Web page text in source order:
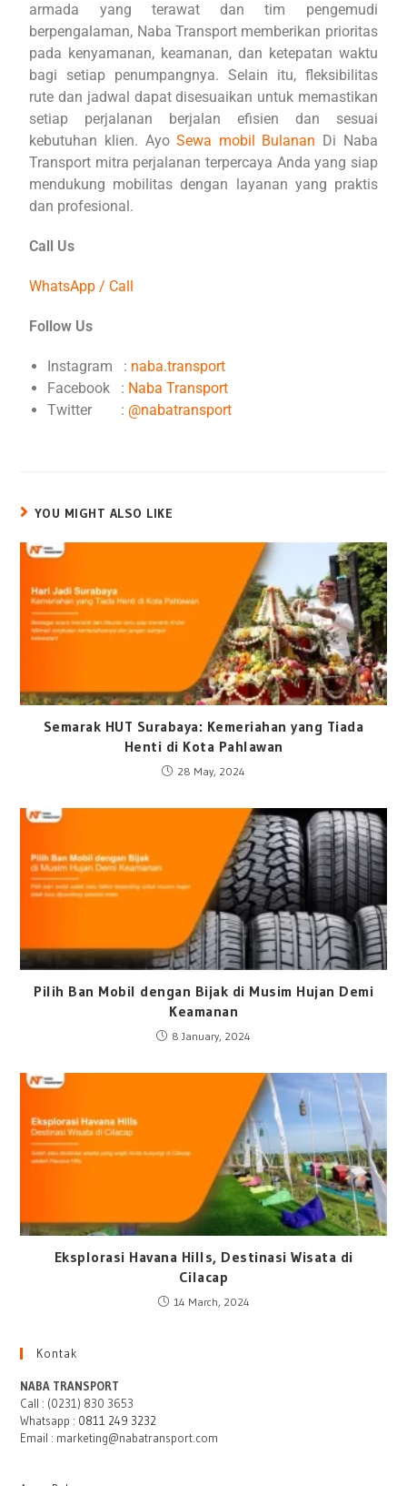
armada yang terawat dan tim pengemudi
berpengalaman, Naba Transport memberikan prioritas
pada kenyamanan, keamanan, dan ketepatan waktu
bagi setiap penumpangnya. Selain itu, fleksibilitas
rute dan jadwal dapat disesuaikan untuk memastikan
setiap perjalanan berjalan efisien dan sesuai
kebutuhan klien. AyoSewa mobil Bulanan Di Naba
Transport mitra perjalanan terpercaya Anda yang siap
mendukung mobilitas dengan layanan yang praktis
dan profesional.
Call Us
WhatsApp / Call
Follow Us
Instagram : naba.transport
Facebook : Naba Transport
Twitter : @nabatransport
YOU MIGHT ALSO LIKE
Semarak HUT Surabaya: Kemeriahan yang Tiada
Henti di Kota Pahlawan
28 May, 2024
Pilih Ban Mobil dengan Bijak di Musim Hujan Demi
Keamanan
8 January, 2024
Eksplorasi Havana Hills, Destinasi Wisata di
Cilacap
14 March, 2024
Kontak
NABA TRANSPORT
Call : (0231) 830 3653
Whatsapp : 0811 249 3232
Email : marketing@nabatransport.com